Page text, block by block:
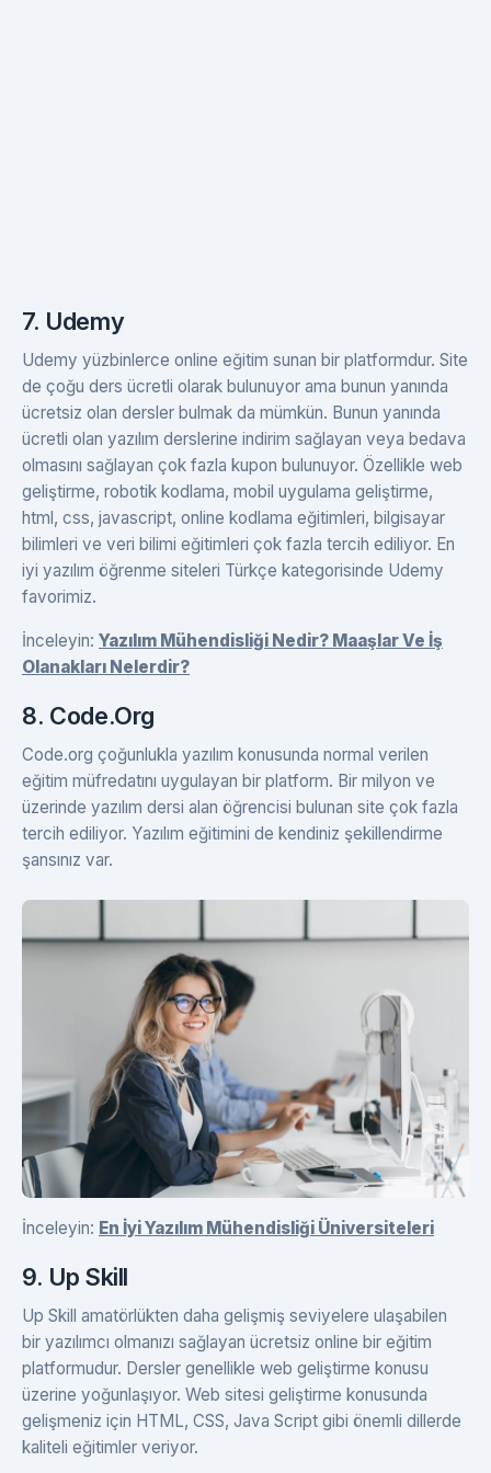
7. Udemy
Udemy yüzbinlerce online eğitim sunan bir platformdur. Site
de çoğu ders ücretli olarak bulunuyor ama bunun yanında
ücretsiz olan dersler bulmak da mümkün. Bunun yanında
ücretli olan yazılım derslerine indirim sağlayan veya bedava
olmasını sağlayan çok fazla kupon bulunuyor. Özellikle web
geliştirme, robotik kodlama, mobil uygulama geliştirme,
html, css, javascript, online kodlama eğitimleri, bilgisayar
bilimleri ve veri bilimi eğitimleri çok fazla tercih ediliyor. En
iyi yazılım öğrenme siteleri Türkçe kategorisinde Udemy
favorimiz.
İnceleyin: Yazılım Mühendisliği Nedir? Maaşlar Ve İş
Olanakları Nelerdir?
8. Code.Org
Code.org çoğunlukla yazılım konusunda normal verilen
eğitim müfredatını uygulayan bir platform. Bir milyon ve
üzerinde yazılım dersi alan öğrencisi bulunan site çok fazla
tercih ediliyor. Yazılım eğitimini de kendiniz şekillendirme
şansınız var.
İnceleyin: En İyi Yazılım Mühendisliği Üniversiteleri
9. Up Skill
Up Skill amatörlükten daha gelişmiş seviyelere ulaşabilen
bir yazılımcı olmanızı sağlayan ücretsiz online bir eğitim
platformudur. Dersler genellikle web geliştirme konusu
üzerine yoğunlaşıyor. Web sitesi geliştirme konusunda
gelişmeniz için HTML, CSS, Java Script gibi önemli dillerde
kaliteli eğitimler veriyor.